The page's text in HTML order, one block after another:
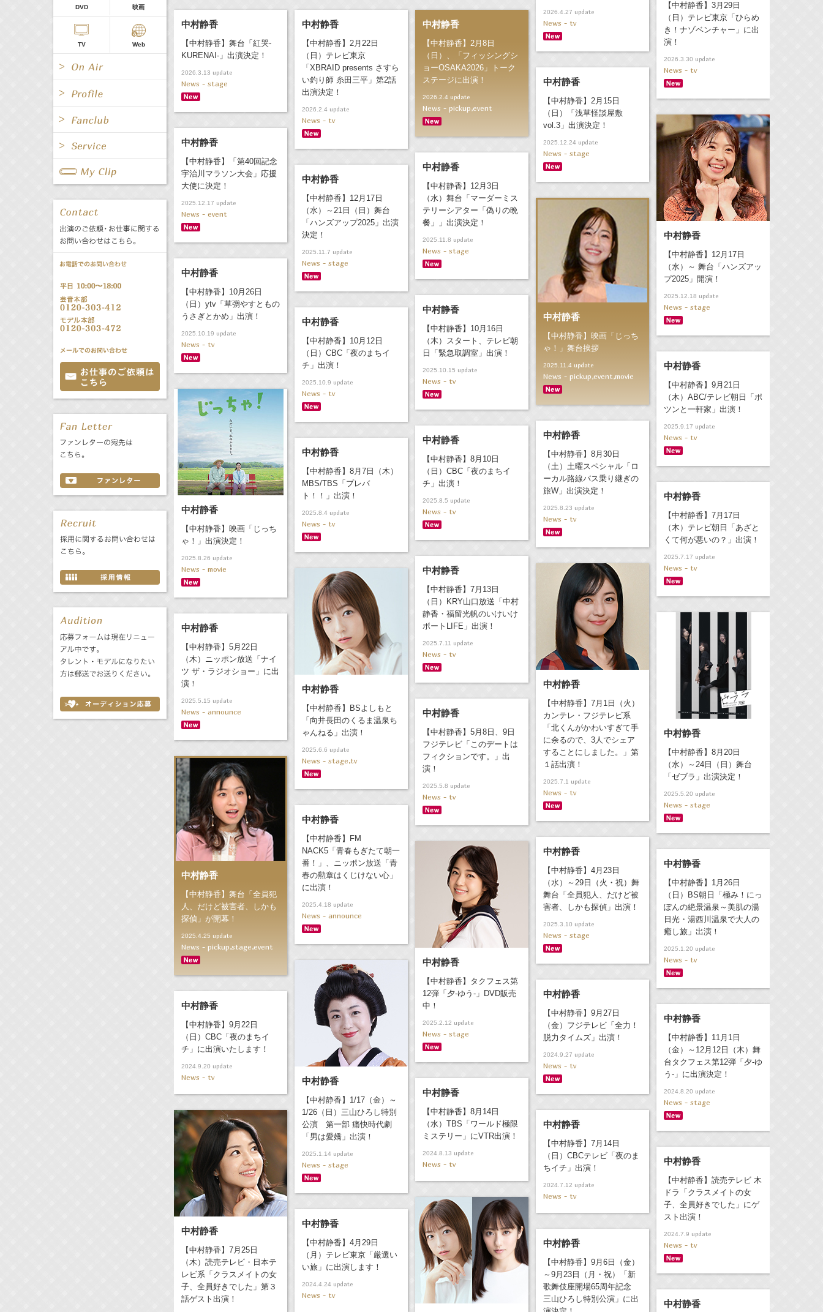
2026.4.27 update
News - tv
【中村静香】3月29日
（日）テレビ東京「ひらめ
き！ナゾベンチャー」に出
演！
2026.3.30 update
News - tv
中村静香
【中村静香】舞台「紅哭‐
KURENAI-」出演決定！
2026.3.13 update
News - stage
中村静香
【中村静香】2月22日
（日）テレビ東京
「XBRAID presents さすら
い釣り師 糸田三平」第2話
出演決定！
2026.2.4 update
News - tv
中村静香
【中村静香】2月8日
（日）、「フィッシングシ
ョーOSAKA2026」トーク
ステージに出演！
2026.2.4 update
News - pickup,event
中村静香
【中村静香】2月15日
（日）「浅草怪談屋敷
vol.3」出演決定！
2025.12.24 update
News - stage
中村静香
【中村静香】12月17日
（水）～ 舞台「ハンズアッ
プ2025」開演！
2025.12.18 update
News - stage
中村静香
【中村静香】「第40回記念
宇治川マラソン大会」応援
大使に決定！
2025.12.17 update
News - event
中村静香
【中村静香】12月3日
（水）舞台「マーダーミス
テリーシアター「偽りの晩
餐」」出演決定！
2025.11.8 update
News - stage
中村静香
【中村静香】12月17日
（水）～21日（日）舞台
「ハンズアップ2025」出演
決定！
2025.11.7 update
News - stage
中村静香
【中村静香】映画「じっち
ゃ！」舞台挨拶
2025.11.4 update
News - pickup,event,movie
中村静香
【中村静香】10月26日
（日）ytv「草彅やすともの
うさぎとかめ」出演！
2025.10.19 update
News - tv
中村静香
【中村静香】10月16日
（木）スタート、テレビ朝
日「緊急取調室」出演！
2025.10.15 update
News - tv
中村静香
【中村静香】10月12日
（日）CBC「夜のまちイ
チ」出演！
2025.10.9 update
News - tv
中村静香
【中村静香】9月21日
（木）ABC/テレビ朝日「ポ
ツンと一軒家」出演！
2025.9.17 update
News - tv
中村静香
【中村静香】映画「じっち
ゃ！」出演決定！
2025.8.26 update
News - movie
中村静香
【中村静香】8月30日
（土）土曜スペシャル「ロ
ーカル路線バス乗り継ぎの
旅W」出演決定！
2025.8.23 update
News - tv
中村静香
【中村静香】8月10日
（日）CBC「夜のまちイ
チ」出演！
2025.8.5 update
News - tv
中村静香
【中村静香】8月7日（木）
MBS/TBS「プレバ
ト！！」出演！
2025.8.4 update
News - tv
中村静香
【中村静香】7月17日
（木）テレビ朝日「あざと
くて何が悪いの？」出演！
2025.7.17 update
News - tv
中村静香
【中村静香】7月13日
（日）KRY山口放送「中村
静香・福留光帆のいけいけ
ボートLIFE」出演！
2025.7.11 update
News - tv
中村静香
【中村静香】7月1日（火）
カンテレ・フジテレビ系
「北くんがかわいすぎて手
に余るので、3人でシェア
することにしました。」第
１話出演！
2025.7.1 update
News - tv
中村静香
【中村静香】BSよしもと
「向井長田のくるま温泉ち
ゃんねる」出演！
2025.6.6 update
News - stage,tv
中村静香
【中村静香】8月20日
（水）～24日（日）舞台
「ゼブラ」出演決定！
2025.5.20 update
News - stage
中村静香
【中村静香】5月22日
（木）ニッポン放送「ナイ
ツ ザ・ラジオショー」に出
演！
2025.5.15 update
News - announce 中村静香
【中村静香】5月8日、9日
フジテレビ「このデートは
フィクションです。」出
演！
2025.5.8 update
News - tv
中村静香
【中村静香】舞台「全員犯
人、だけど被害者、しかも
探偵」が開幕！
2025.4.25 update
News - pickup,stage,event
中村静香
【中村静香】FM
NACK5「青春もぎたて朝一
番！」、ニッポン放送「青
春の勲章はくじけない心」
に出演！
2025.4.18 update
News - announce
中村静香
【中村静香】4月23日
（水）～29日（火・祝）舞
舞台「全員犯人、だけど被
害者、しかも探偵」出演！
2025.3.10 update
News - stage
中村静香
【中村静香】タクフェス第
12弾「夕-ゆう-」DVD販売
中！
2025.2.12 update
News - stage
中村静香
【中村静香】1月26日
（日）BS朝日「極み！にっ
ぽんの絶景温泉～美肌の湯
日光・湯西川温泉で大人の
癒し旅」出演！
2025.1.20 update
News - tv
中村静香
【中村静香】1/17（金）～
1/26（日）三山ひろし特別
公演 第一部 痛快時代劇
「男は愛嬌」出演！
2025.1.14 update
News - stage
中村静香
【中村静香】9月27日
（金）フジテレビ「全力！
脱力タイムズ」出演！
2024.9.27 update
News - tv
中村静香
【中村静香】9月22日
（日）CBC「夜のまちイ
チ」に出演いたします！
2024.9.20 update
News - tv
中村静香
【中村静香】11月1日
（金）～12月12日（木）舞
台タクフェス第12弾「夕-ゆ
う-」に出演決定！
2024.8.20 update
News - stage
中村静香
【中村静香】8月14日
（水）TBS「ワールド極限
ミステリー」にVTR出演！
2024.8.13 update
News - tv
中村静香
【中村静香】7月25日
（木）読売テレビ・日本テ
レビ系「クラスメイトの女
子、全員好きでした」第３
話ゲスト出演！
中村静香
【中村静香】7月14日
（日）CBCテレビ「夜のま
ちイチ」出演！
2024.7.12 update
News - tv
中村静香
【中村静香】読売テレビ 木
ドラ「クラスメイトの女
子、全員好きでした」にゲ
スト出演！
2024.7.9 update
News - tv
中村静香
【中村静香】4月29日
（月）テレビ東京「厳選い
い旅」に出演します！
2024.4.24 update
News - tv
中村静香
【中村静香】9月6日（金）
～9月23日（月・祝）「新
歌舞伎座開場65周年記念
三山ひろし特別公演」に出
中村静香
DVD 映画
TV Web
Radio
Radio
All 女優/タレント
グループ
キャスター/レポーター
バラエティ 声優
文化事業部 クリエイター
誕生日 8/8
あ か
さ
た
な
は
ま
や
ら
わ
All Fanclub Page
All 関連事業
公式サービス